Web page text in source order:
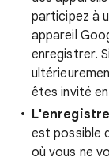
participez à
appareil
enregistrer.
êtes invité
est possible
où vous ne